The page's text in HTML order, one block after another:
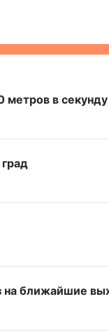
метров в секунду
на ближайшие